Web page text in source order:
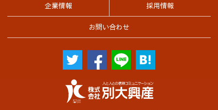
企業情報 採用情報
お問い合わせ